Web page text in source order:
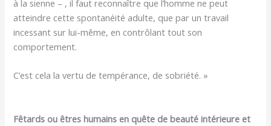
à la sienne – , il faut reconnaître que l’homme ne peut
atteindre cette spontanéité adulte, que par un travail
incessant sur lui-même, en contrôlant tout son
comportement.
C’est cela la vertu de tempérance, de sobriété. »
Fêtards ou êtres humains en quête de beauté intérieure et